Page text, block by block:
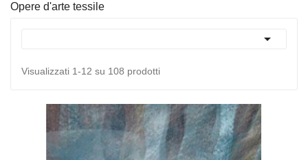
Opere d'arte tessile

Visualizzati 1-12 su 108 prodotti